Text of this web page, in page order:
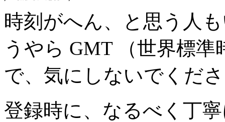
時刻がへん、と思う人
うやら GMT （世界標
で、気にしないでくだ
登録時に、なるべく丁